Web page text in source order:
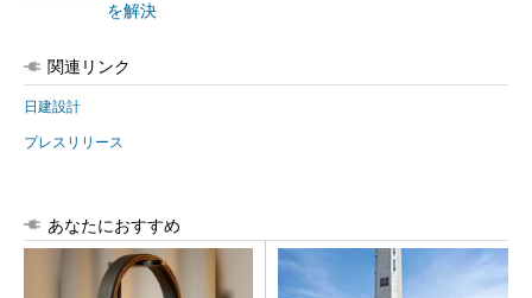
を解決
関連リンク
日建設計
プレスリリース
あなたにおすすめ